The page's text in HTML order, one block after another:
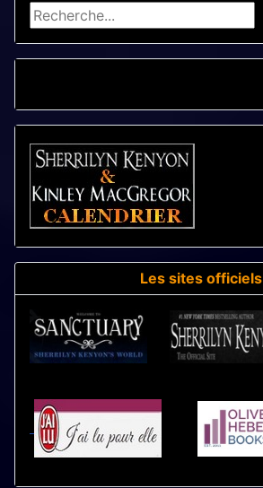
Rechercher
Les sites officiels